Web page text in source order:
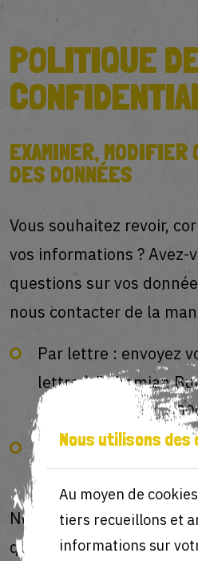
POLITIQUE
EXAMINER, MODIFIER
DES DONNÉES
Vous souhaitez revoir,
vos informations ? Avez-
questions sur vos
nous contacter de la
Par lettre : envoyez
lettre à Bohemian
Amandstraat 22,
Par e-mail : envoyez
Note : pour pouvoir
question, nous avons
Nous utilisons des
Au moyen de
tiers recueillons et
informations sur